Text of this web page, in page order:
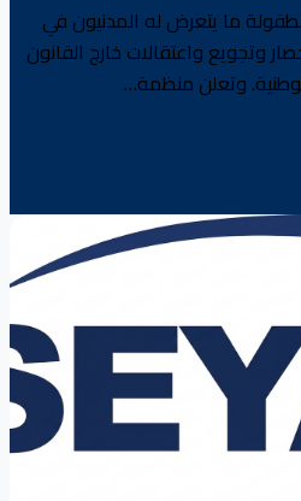
ما يتعرض له المدنيون في
وتجويع واعتقالات خارج القانون
وتعلن منظمة…